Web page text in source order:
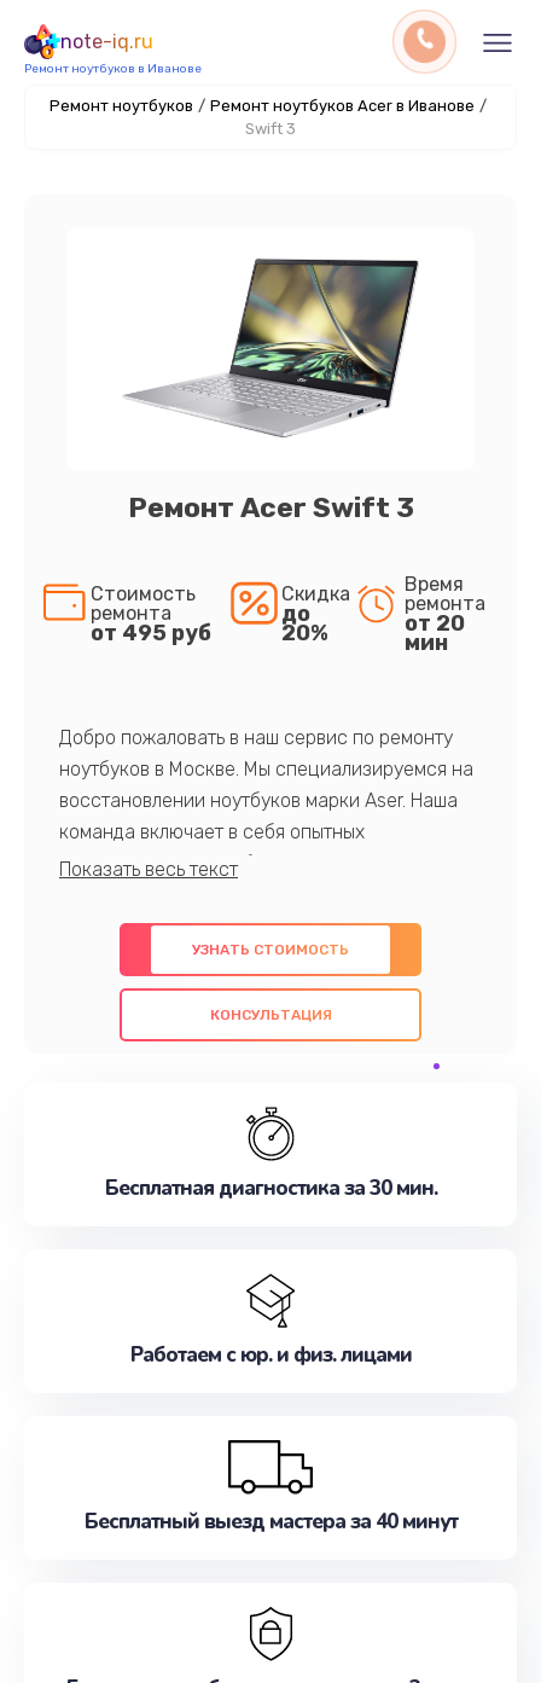
note-iq.ru
Ремонт ноутбуков в Иванове
Ремонт ноутбуков / Ремонт ноутбуков Acer в Иванове /
Swift 3
Ремонт Acer Swift 3
Стоимость
ремонта
от 495 руб
Скидка
до
20%
Время
ремонта
от 20
мин
Добро пожаловать в наш сервис по ремонту
ноутбуков в Москве. Мы специализируемся на
восстановлении ноутбуков марки Aser. Наша
команда включает в себя опытных
профессионалов с обширными знаниями и
предлагаем быстрый и качественный ремонт с
использованием оригинальных компонентов, а
также гарантируем качество всех
проведенных работ. Наша цель - предоставить
наилучшим образом. Не медлите записаться на
УЗНАТЬ СТОИМОСТЬ
КОНСУЛЬТАЦИЯ
Бесплатная диагностика за 30 мин.
Работаем с юр. и физ. лицами
Бесплатный выезд мастера за 40 минут